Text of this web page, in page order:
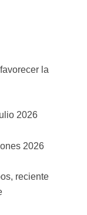
la
2026
2026
reciente